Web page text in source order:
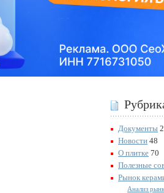
Документы 2
Новости 48
О плитке 70
Полезные
Рынок
Анализ